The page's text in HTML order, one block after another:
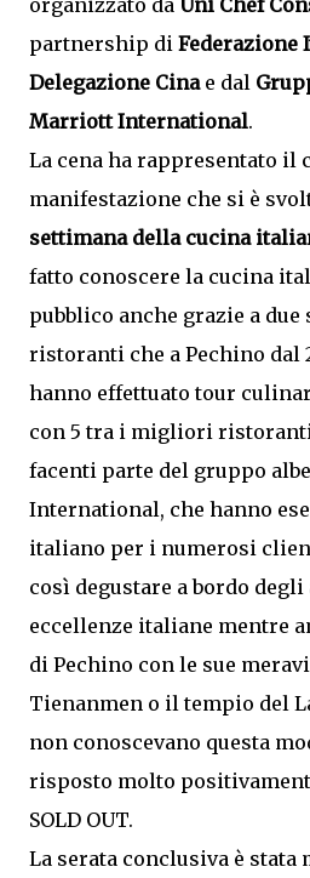
partnership di Federazione
Delegazione Cinae dal
Marriott International.
La cena ha rappresentato il
manifestazione che si è
settimana della cucina
fatto conoscere la cucina
pubblico anche grazie a due
ristoranti che a Pechino dal
hanno effettuato tour
con 5 tra i migliori
facenti parte del gruppo
International, che hanno
italiano per i numerosi
così degustare a bordo degli
eccellenze italiane mentre
di Pechino con le sue
Tienanmen o il tempio del
non conoscevano questa
risposto molto
SOLD OUT.
La serata conclusiva è stata